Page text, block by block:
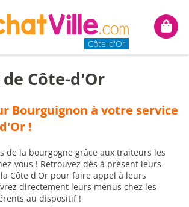
Côte-d'Or
Mon
Côte-d'Or
Bourguignon à votre service
!
de la bourgogne grâce aux traiteurs les
vous ! Retrouvez dès à présent leurs
Côte d'Or pour faire appel à leurs
directement leurs menus chez les
au dispositif !